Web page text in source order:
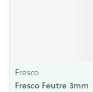
Fresco
Fresco Feutre 3mm